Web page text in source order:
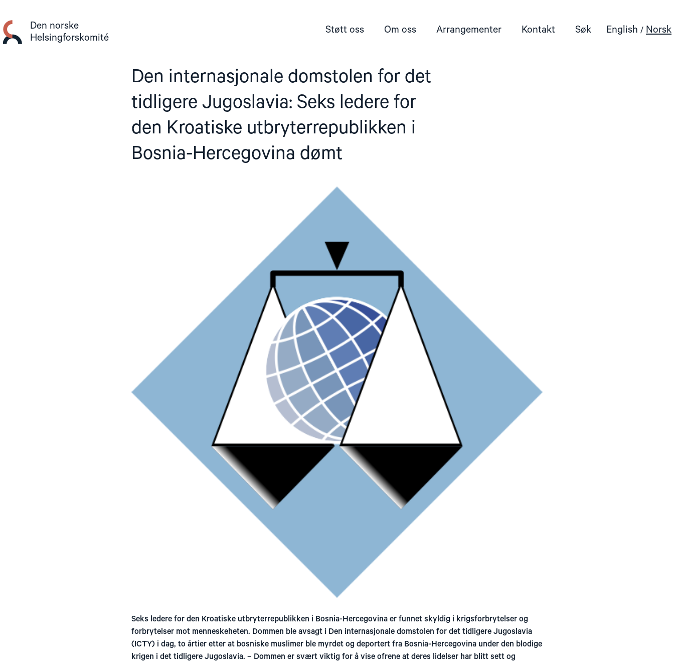
innhold
Den norske
Helsingforskomité
Støtt oss Om oss Arrangementer Kontakt Søk English Norsk
Den internasjonale domstolen for det
tidligere Jugoslavia: Seks ledere for
den Kroatiske utbryterrepublikken i
Bosnia-Hercegovina dømt
Seks ledere for den Kroatiske utbryterrepublikken i Bosnia-Hercegovina er funnet skyldig i krigsforbrytelser og
forbrytelser mot menneskeheten. Dommen ble avsagt i Den internasjonale domstolen for det tidligere Jugoslavia
(ICTY) i dag, to årtier etter at bosniske muslimer ble myrdet og deportert fra Bosnia-Hercegovina under den blodige
krigen i det tidligere Jugoslavia. – Dommen er svært viktig for å vise ofrene at deres lidelser har blitt sett og